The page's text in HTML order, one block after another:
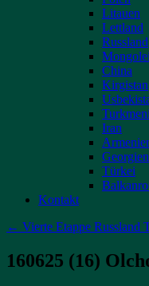
Litauen
Lettland
Russland
Mongolei
China
Kirgistan
Iran
Georgien
Türkei
Kontakt
← Vierte Etappe Russland
160625 (16)